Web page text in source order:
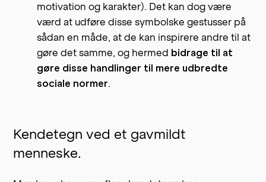
motivation og karakter). Det kan dog være
værd at udføre disse symbolske gestusser på
sådan en måde, at de kan inspirere andre til at
gøre det samme, og hermed bidrage til at
gøre disse handlinger til mere udbredte
sociale normer.
Kendetegn ved et gavmildt
menneske.